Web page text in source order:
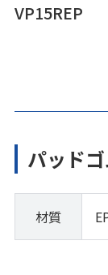
VP15REP
パッド
材質